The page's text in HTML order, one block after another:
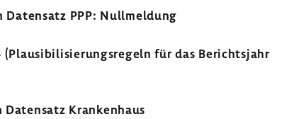
PPP: Nullmeldung
für das Berichtsjahr
Krankenhaus